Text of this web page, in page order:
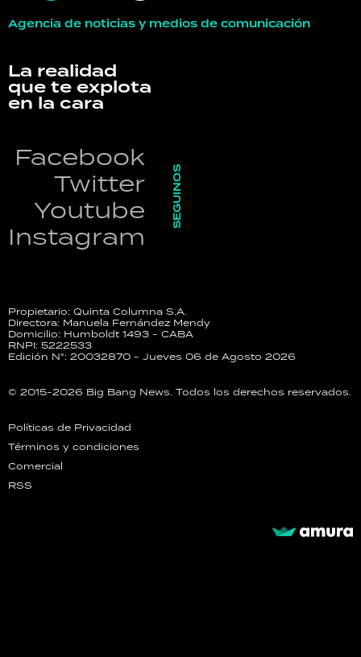
Agencia de noticias y medios de comunicación
La realidad
que te explota
en la cara
Facebook
Twitter
Youtube
Instagram
SEGUINOS
Propietario: Quinta Columna S.A.
Directora: Manuela Fernández Mendy
Domicilio: Humboldt 1493 - CABA
RNPI: 5222533
Edición N°: 20032870 - Jueves 06 de Agosto 2026
© 2015-2026 Big Bang News. Todos los derechos reservados.
Políticas de Privacidad
Términos y condiciones
Comercial
RSS